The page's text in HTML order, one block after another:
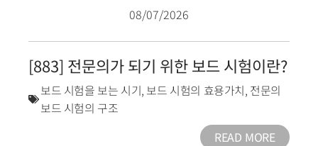
08/07/2026
[883] 전문의가 되기 위한 보드 시험이란?
보드 시험을 보는 시기, 보드 시험의 효용가치, 전문의
보드 시험의 구조
READ MORE